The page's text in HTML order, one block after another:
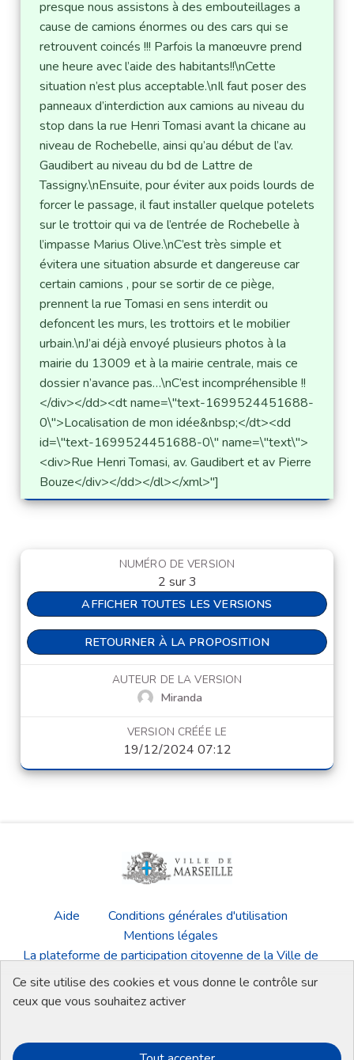
presque nous assistons à des embouteillages a
cause de camions énormes ou des cars qui se
retrouvent coincés !!! Parfois la manœuvre prend
une heure avec l’aide des habitants!!\nCette
situation n’est plus acceptable.\nIl faut poser des
panneaux d’interdiction aux camions au niveau du
stop dans la rue Henri Tomasi avant la chicane au
niveau de Rochebelle, ainsi qu’au début de l’av.
Gaudibert au niveau du bd de Lattre de
Tassigny.\nEnsuite, pour éviter aux poids lourds de
forcer le passage, il faut installer quelque potelets
sur le trottoir qui va de l’entrée de Rochebelle à
l’impasse Marius Olive.\nC’est très simple et
évitera une situation absurde et dangereuse car
certain camions , pour se sortir de ce piège,
prennent la rue Tomasi en sens interdit ou
defoncent les murs, les trottoirs et le mobilier
urbain.\nJ’ai déjà envoyé plusieurs photos à la
mairie du 13009 et à la mairie centrale, mais ce
dossier n’avance pas…\nC’est incompréhensible !!
</div></dd><dt name=\"text-1699524451688-
0\">Localisation de mon idée&nbsp;</dt><dd
id=\"text-1699524451688-0\" name=\"text\">
<div>Rue Henri Tomasi, av. Gaudibert et av Pierre
Bouze</div></dd></dl></xml>"]
NUMÉRO DE VERSION
2 sur 3
AFFICHER TOUTES LES VERSIONS
RETOURNER À LA PROPOSITION
AUTEUR DE LA VERSION
Miranda
VERSION CRÉÉE LE
19/12/2024 07:12
Aide
Conditions générales d'utilisation
Mentions légales
La plateforme de participation citoyenne de la Ville de
Marseille
Télécharger les fichiers Open Data
Ce site utilise des cookies et vous donne le contrôle sur
ceux que vous souhaitez activer